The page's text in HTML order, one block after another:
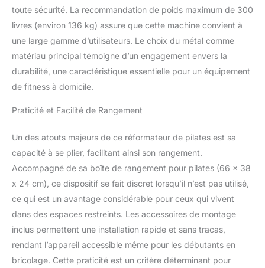
toute sécurité. La recommandation de poids maximum de 300
livres (environ 136 kg) assure que cette machine convient à
une large gamme d’utilisateurs. Le choix du métal comme
matériau principal témoigne d’un engagement envers la
durabilité, une caractéristique essentielle pour un équipement
de fitness à domicile.
Praticité et Facilité de Rangement
Un des atouts majeurs de ce réformateur de pilates est sa
capacité à se plier, facilitant ainsi son rangement.
Accompagné de sa boîte de rangement pour pilates (66 x 38
x 24 cm), ce dispositif se fait discret lorsqu’il n’est pas utilisé,
ce qui est un avantage considérable pour ceux qui vivent
dans des espaces restreints. Les accessoires de montage
inclus permettent une installation rapide et sans tracas,
rendant l’appareil accessible même pour les débutants en
bricolage. Cette praticité est un critère déterminant pour